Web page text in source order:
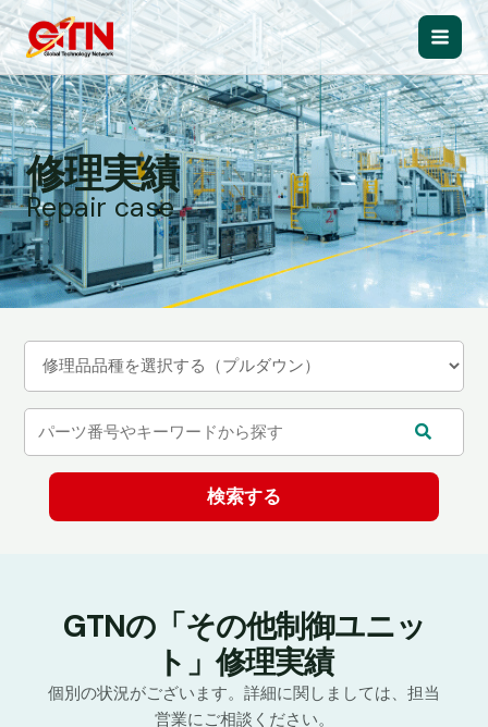
内
容
を
ス
キ
ッ
プ
Main
修理実績
Repair case
GTNの「その他制御ユニッ
ト」修理実績
個別の状況がございます。詳細に関しましては、担当
営業にご相談ください。